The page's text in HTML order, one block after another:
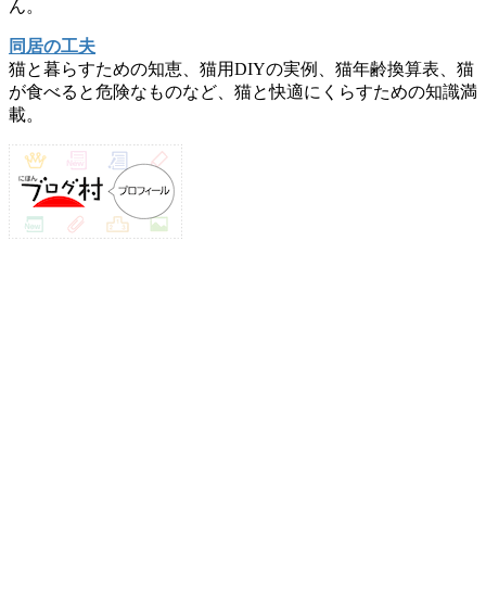
ん。
同居の工夫
猫と暮らすための知恵、猫用DIYの実例、猫年齢換算表、猫
が食べると危険なものなど、猫と快適にくらすための知識満
載。